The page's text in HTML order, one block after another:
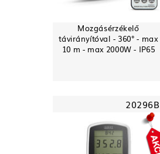
Mozgásérzékelő
távirányítóval - 360° - max
10 m - max 2000W - IP65
20296B